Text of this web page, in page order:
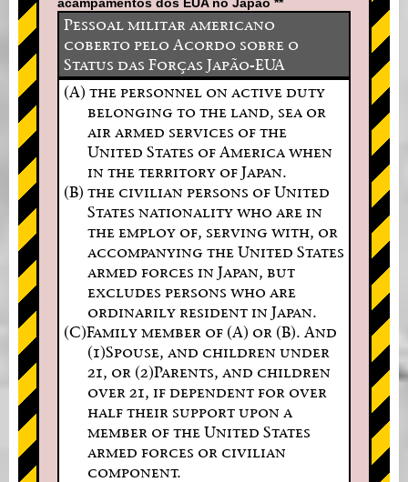
Pessoal militar americano
coberto pelo Acordo sobre o
Status das Forças Japão-EUA
(A) the personnel on active duty
belonging to the land, sea or
air armed services of the
United States of America when
in the territory of Japan.
(B) the civilian persons of United
States nationality who are in
the employ of, serving with, or
accompanying the United States
armed forces in Japan, but
excludes persons who are
ordinarily resident in Japan.
(C)Family member of (A) or (B). And
(1)Spouse, and children under
21, or (2)Parents, and children
over 21, if dependent for over
half their support upon a
member of the United States
armed forces or civilian
component.